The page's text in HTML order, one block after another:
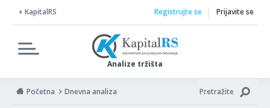
KapitalRS
Analize tržišta
Registrujte se Prijavite se
Početna Dnevna analiza Pretražite